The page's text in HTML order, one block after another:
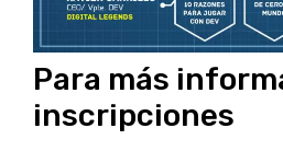
Para más
inscripciones